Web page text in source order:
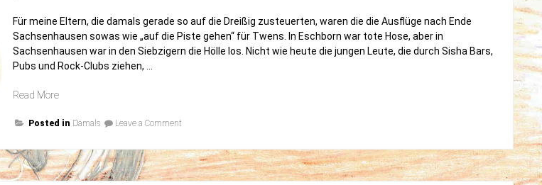
Für meine Eltern, die damals gerade so auf die Dreißig zusteuerten, waren die die Ausflüge nach Ende
Sachsenhausen sowas wie „auf die Piste gehen“ für Twens. In Eschborn war tote Hose, aber in
Sachsenhausen war in den Siebzigern die Hölle los. Nicht wie heute die jungen Leute, die durch Sisha Bars,
Pubs und Rock-Clubs ziehen, …
Read More„Sachsenhausen“
Posted in Damals Leave a Commenton